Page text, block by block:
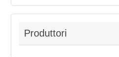
Produttori